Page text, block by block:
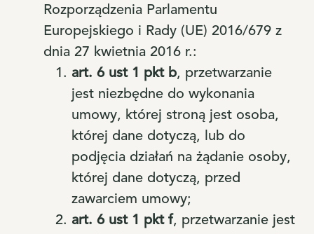
Rozporządzenia Parlamentu
Europejskiego i Rady (UE) 2016/679 z
dnia 27 kwietnia 2016 r.:
art. 6 ust 1 pkt b, przetwarzanie
jest niezbędne do wykonania
umowy, której stroną jest osoba,
której dane dotyczą, lub do
podjęcia działań na żądanie osoby,
której dane dotyczą, przed
zawarciem umowy;
art. 6 ust 1 pkt f, przetwarzanie jest